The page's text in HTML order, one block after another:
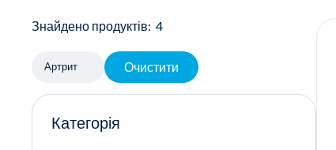
Знайдено продуктів: 4
Артрит Очистити
Категорія